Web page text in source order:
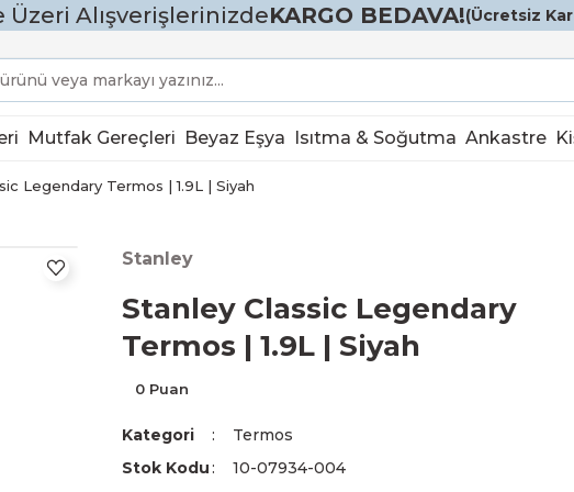
Üzeri AlışverişlerinizdeKARGO BEDAVA!(Ücretsiz
Mutfak Gereçleri Beyaz Eşya Isıtma & Soğutma Ankastre
Legendary Termos | 1.9L | Siyah
Stanley
Stanley Classic Legendary
Termos | 1.9L | Siyah
0 Puan
Kategori
Termos
Stok Kodu
10-07934-004